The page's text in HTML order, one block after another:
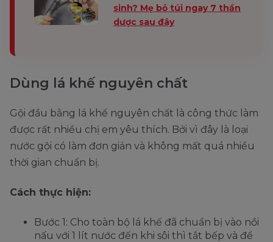
sinh? Mẹ bỏ túi ngay 7 thần
dược sau đây
Dùng lá khế nguyên chất
Gội đầu bằng lá khế nguyên chất là công thức làm
được rất nhiều chị em yêu thích. Bởi vì đây là loại
nước gội có làm đơn giản và không mất quá nhiều
thời gian chuẩn bị.
Cách thực hiện:
Bước 1: Cho toàn bộ lá khế đã chuẩn bị vào nồi
nấu với 1 lít nước đến khi sôi thì tắt bếp và để